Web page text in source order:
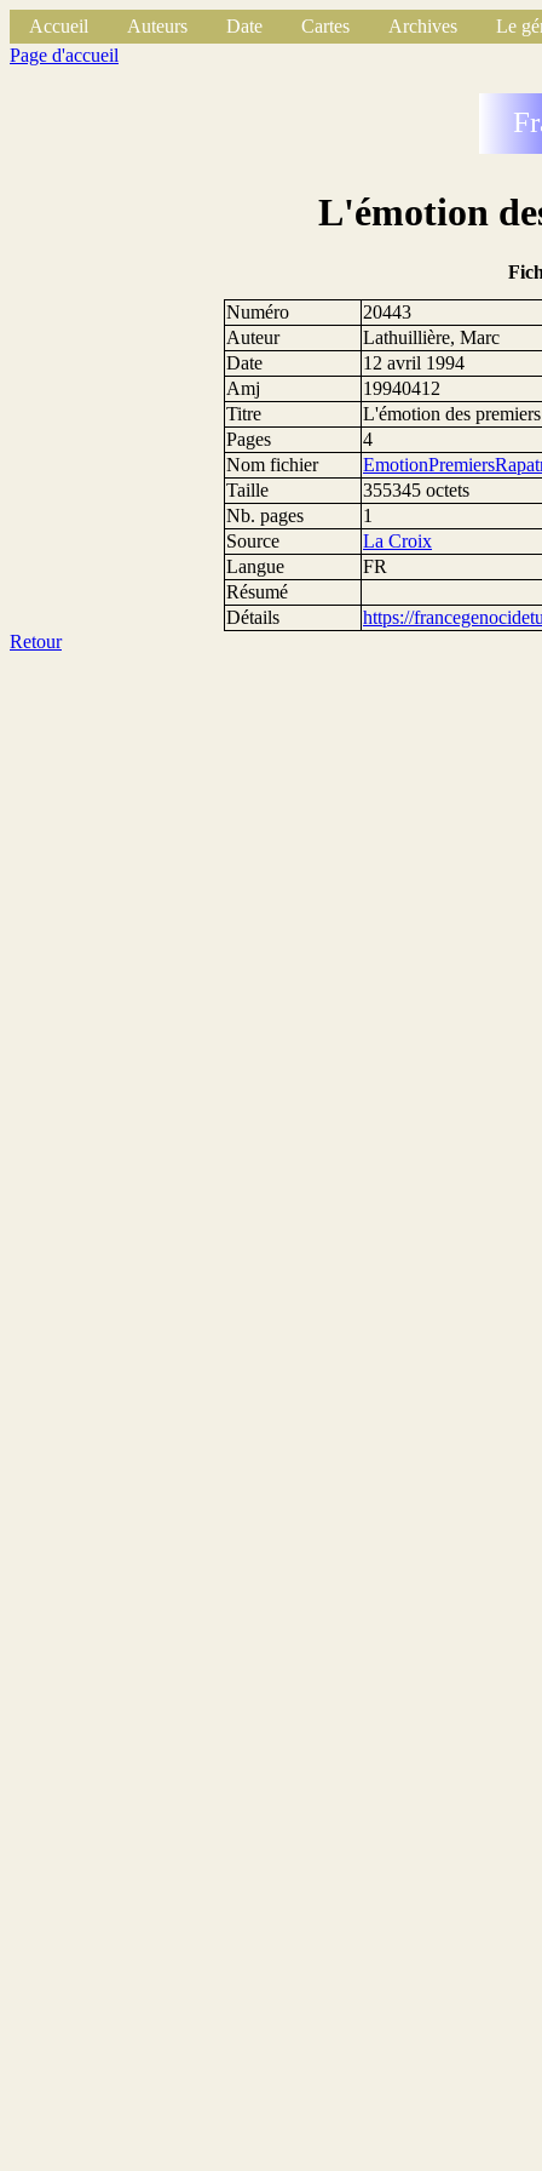
Accueil Auteurs Date Cartes Archives
Le
Page d'accueil
L'émotion
Numéro
20443
Auteur
Lathuillière, Marc
Date
12 avril 1994
Amj
19940412
Titre
L'émotion des
Pages
4
Nom fichier
Taille
355345 octets
Nb. pages
1
Source
La Croix
Langue
FR
Résumé
Détails
https://
Retour